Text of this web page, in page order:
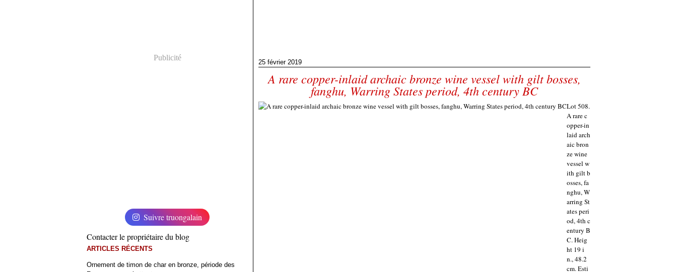
Publicité
Suivre truongalain
Contacter le propriétaire du blog
ARTICLES RÉCENTS
Ornement de timon de char en bronze, période des
25 février 2019
A rare copper-inlaid archaic bronze wine vessel with gilt bosses,
fanghu, Warring States period, 4th century BC
Lot 508.
A rare c
opper-in
laid arch
aic bron
ze wine
vessel w
ith gilt b
osses, fa
nghu, W
arring St
ates peri
od, 4th c
entury B
C. Heig
ht 19 i
n., 48.2
cm. Esti